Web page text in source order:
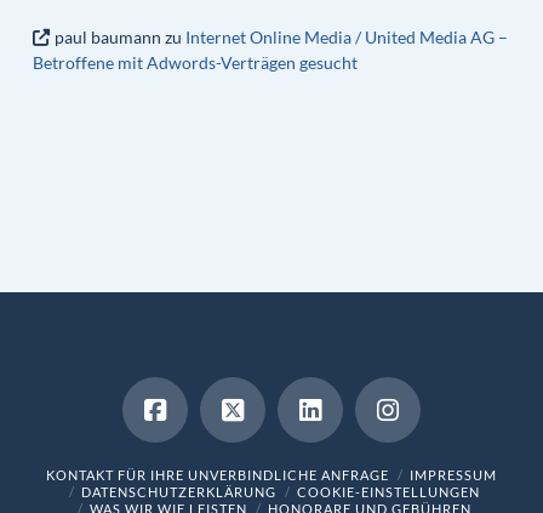
paul baumann zu Internet Online Media / United Media AG –
Betroffene mit Adwords-Verträgen gesucht
KONTAKT FÜR IHRE UNVERBINDLICHE ANFRAGE
IMPRESSUM
DATENSCHUTZERKLÄRUNG
COOKIE-EINSTELLUNGEN
WAS WIR WIE LEISTEN
HONORARE UND GEBÜHREN